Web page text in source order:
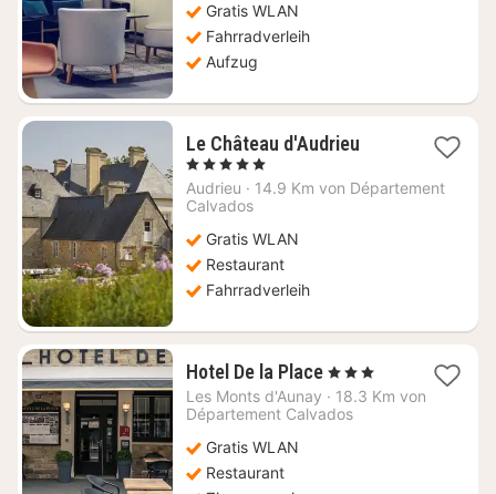
Gratis WLAN
Fahrradverleih
Aufzug
Le Château d'Audrieu1
ab
335,72
, 5 Sterne
Audrieu · 14.9 Km von Département
Calvados
Gratis WLAN
Restaurant
Fahrradverleih
Hotel De la Place1
Nacht
ab
, 3 Sterne
Les Monts d'Aunay · 18.3 Km von
Département Calvados
Gratis WLAN
Restaurant